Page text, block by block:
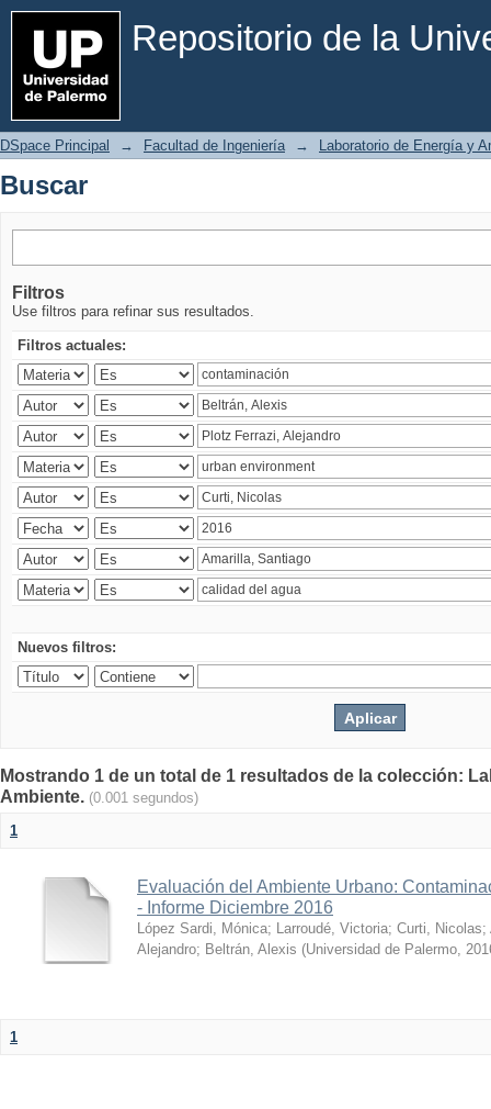
Repositorio de la
Buscar
DSpace Principal → Facultad de Ingeniería → Laboratorio de Energía y
Buscar
Filtros
Use filtros para refinar sus resultados.
Filtros actuales:
Nuevos filtros:
Mostrando 1 de un total de 1 resultados de la colección:
Ambiente. (0.001 segundos)
1
Evaluación del Ambiente Urbano:
- Informe Diciembre 2016
López Sardi, Mónica; Larroudé, Victoria; Curti, Nicolas;
Alejandro; Beltrán, Alexis (Universidad de Palermo,
1